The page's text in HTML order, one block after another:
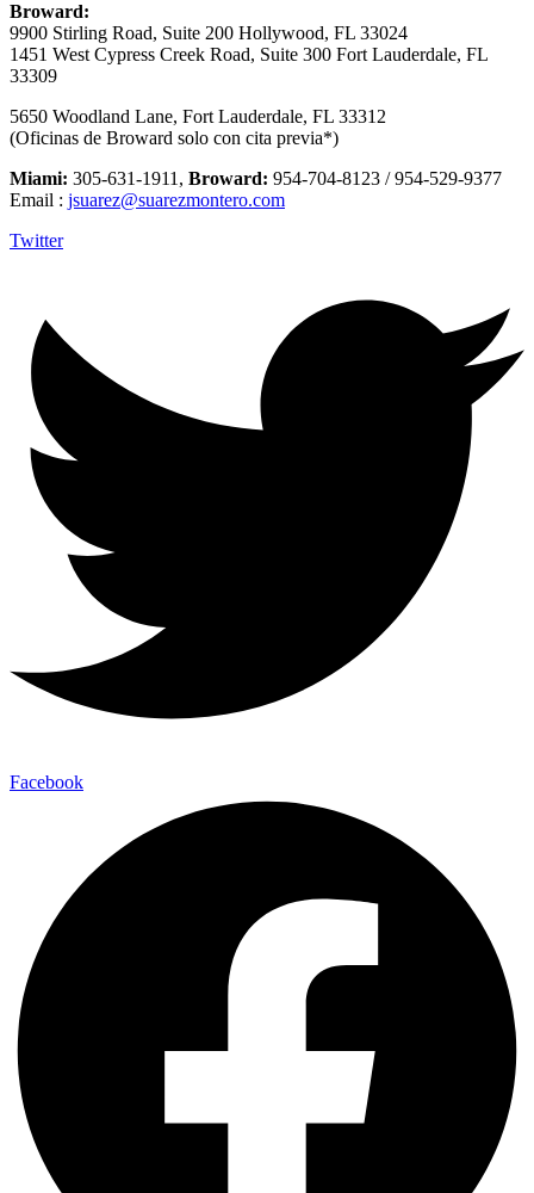
Broward:
9900 Stirling Road, Suite 200 Hollywood, FL 33024
1451 West Cypress Creek Road, Suite 300 Fort Lauderdale, FL
33309
5650 Woodland Lane, Fort Lauderdale, FL 33312
(Oficinas de Broward solo con cita previa*)
Miami: 305-631-1911, Broward: 954-704-8123 / 954-529-9377
Email : jsuarez@suarezmontero.com
Twitter
Facebook